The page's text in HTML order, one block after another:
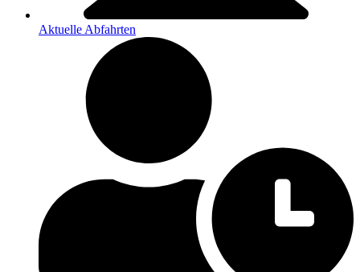
Aktuelle Abfahrten